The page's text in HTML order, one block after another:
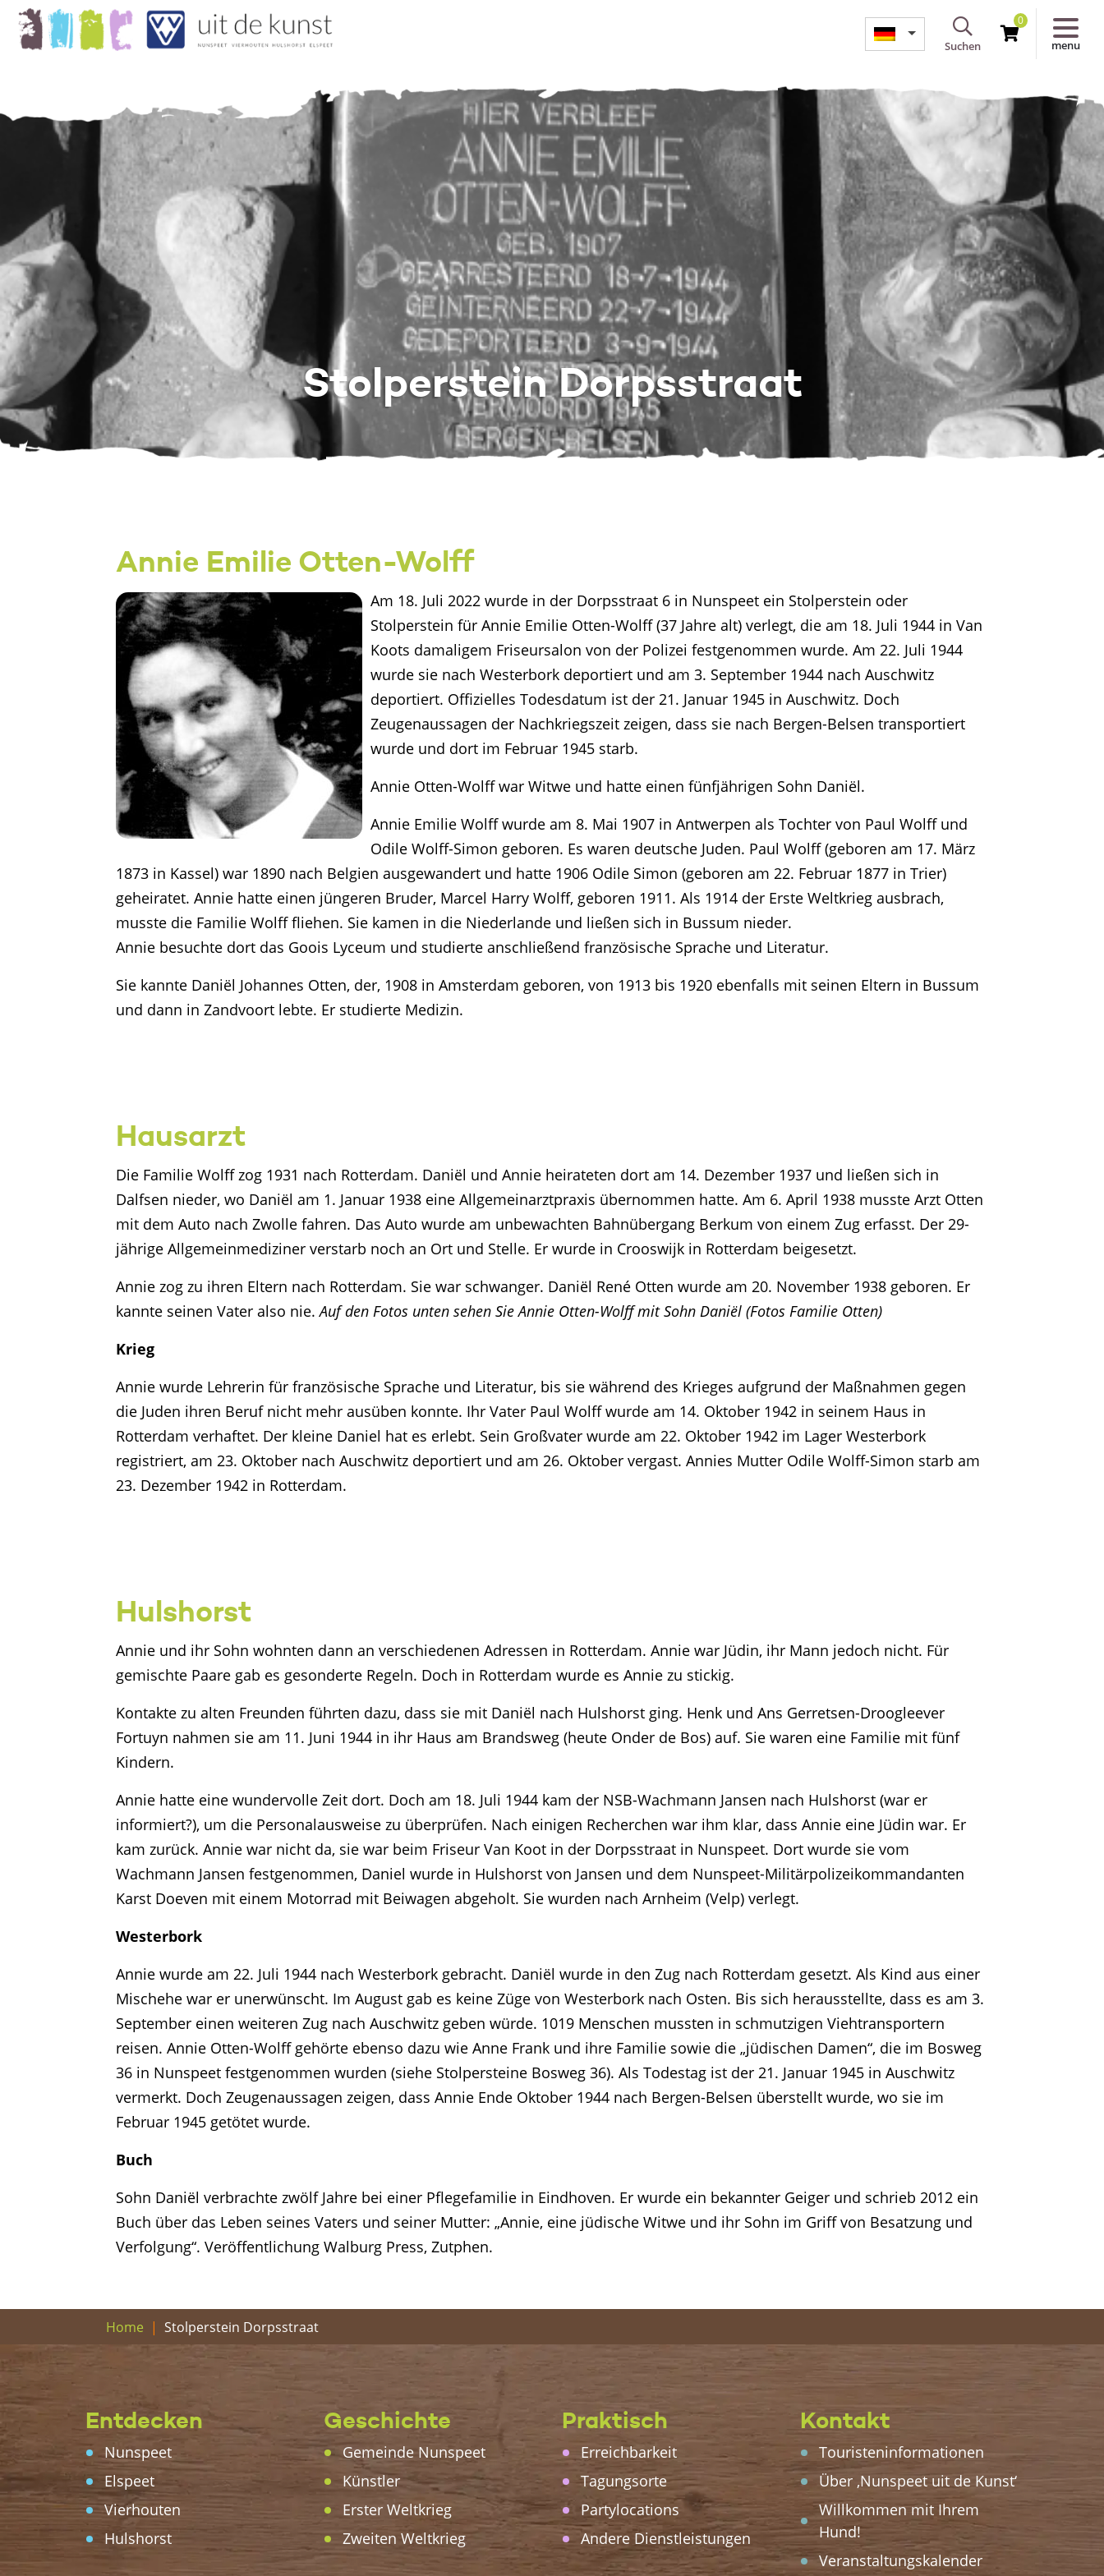
Suchen
0
menu
Stolperstein Dorpsstraat
Annie Emilie Otten-Wolff
Am 18. Juli 2022 wurde in der Dorpsstraat 6 in Nunspeet ein Stolperstein oder
Stolperstein für Annie Emilie Otten-Wolff (37 Jahre alt) verlegt, die am 18. Juli 1944 in Van
Koots damaligem Friseursalon von der Polizei festgenommen wurde. Am 22. Juli 1944
wurde sie nach Westerbork deportiert und am 3. September 1944 nach Auschwitz
deportiert. Offizielles Todesdatum ist der 21. Januar 1945 in Auschwitz. Doch
Zeugenaussagen der Nachkriegszeit zeigen, dass sie nach Bergen-Belsen transportiert
wurde und dort im Februar 1945 starb.
Annie Otten-Wolff war Witwe und hatte einen fünfjährigen Sohn Daniël.
Annie Emilie Wolff wurde am 8. Mai 1907 in Antwerpen als Tochter von Paul Wolff und
Odile Wolff-Simon geboren. Es waren deutsche Juden. Paul Wolff (geboren am 17. März
1873 in Kassel) war 1890 nach Belgien ausgewandert und hatte 1906 Odile Simon (geboren am 22. Februar 1877 in Trier)
geheiratet. Annie hatte einen jüngeren Bruder, Marcel Harry Wolff, geboren 1911. Als 1914 der Erste Weltkrieg ausbrach,
musste die Familie Wolff fliehen. Sie kamen in die Niederlande und ließen sich in Bussum nieder.
Annie besuchte dort das Goois Lyceum und studierte anschließend französische Sprache und Literatur.
Sie kannte Daniël Johannes Otten, der, 1908 in Amsterdam geboren, von 1913 bis 1920 ebenfalls mit seinen Eltern in Bussum
und dann in Zandvoort lebte. Er studierte Medizin.
Hausarzt
Die Familie Wolff zog 1931 nach Rotterdam. Daniël und Annie heirateten dort am 14. Dezember 1937 und ließen sich in
Dalfsen nieder, wo Daniël am 1. Januar 1938 eine Allgemeinarztpraxis übernommen hatte. Am 6. April 1938 musste Arzt Otten
mit dem Auto nach Zwolle fahren. Das Auto wurde am unbewachten Bahnübergang Berkum von einem Zug erfasst. Der 29-
jährige Allgemeinmediziner verstarb noch an Ort und Stelle. Er wurde in Crooswijk in Rotterdam beigesetzt.
Annie zog zu ihren Eltern nach Rotterdam. Sie war schwanger. Daniël René Otten wurde am 20. November 1938 geboren. Er
kannte seinen Vater also nie.Auf den Fotos unten sehen Sie Annie Otten-Wolff mit Sohn Daniël (Fotos Familie Otten)
Krieg
Annie wurde Lehrerin für französische Sprache und Literatur, bis sie während des Krieges aufgrund der Maßnahmen gegen
die Juden ihren Beruf nicht mehr ausüben konnte. Ihr Vater Paul Wolff wurde am 14. Oktober 1942 in seinem Haus in
Rotterdam verhaftet. Der kleine Daniel hat es erlebt. Sein Großvater wurde am 22. Oktober 1942 im Lager Westerbork
registriert, am 23. Oktober nach Auschwitz deportiert und am 26. Oktober vergast. Annies Mutter Odile Wolff-Simon starb am
23. Dezember 1942 in Rotterdam.
Hulshorst
Annie und ihr Sohn wohnten dann an verschiedenen Adressen in Rotterdam. Annie war Jüdin, ihr Mann jedoch nicht. Für
gemischte Paare gab es gesonderte Regeln. Doch in Rotterdam wurde es Annie zu stickig.
Kontakte zu alten Freunden führten dazu, dass sie mit Daniël nach Hulshorst ging. Henk und Ans Gerretsen-Droogleever
Fortuyn nahmen sie am 11. Juni 1944 in ihr Haus am Brandsweg (heute Onder de Bos) auf. Sie waren eine Familie mit fünf
Kindern.
Annie hatte eine wundervolle Zeit dort. Doch am 18. Juli 1944 kam der NSB-Wachmann Jansen nach Hulshorst (war er
informiert?), um die Personalausweise zu überprüfen. Nach einigen Recherchen war ihm klar, dass Annie eine Jüdin war. Er
kam zurück. Annie war nicht da, sie war beim Friseur Van Koot in der Dorpsstraat in Nunspeet. Dort wurde sie vom
Wachmann Jansen festgenommen, Daniel wurde in Hulshorst von Jansen und dem Nunspeet-Militärpolizeikommandanten
Karst Doeven mit einem Motorrad mit Beiwagen abgeholt. Sie wurden nach Arnheim (Velp) verlegt.
Westerbork
Annie wurde am 22. Juli 1944 nach Westerbork gebracht. Daniël wurde in den Zug nach Rotterdam gesetzt. Als Kind aus einer
Mischehe war er unerwünscht. Im August gab es keine Züge von Westerbork nach Osten. Bis sich herausstellte, dass es am 3.
September einen weiteren Zug nach Auschwitz geben würde. 1019 Menschen mussten in schmutzigen Viehtransportern
reisen. Annie Otten-Wolff gehörte ebenso dazu wie Anne Frank und ihre Familie sowie die „jüdischen Damen“, die im Bosweg
36 in Nunspeet festgenommen wurden (siehe Stolpersteine ​​Bosweg 36). Als Todestag ist der 21. Januar 1945 in Auschwitz
vermerkt. Doch Zeugenaussagen zeigen, dass Annie Ende Oktober 1944 nach Bergen-Belsen überstellt wurde, wo sie im
Februar 1945 getötet wurde.
Buch
Sohn Daniël verbrachte zwölf Jahre bei einer Pflegefamilie in Eindhoven. Er wurde ein bekannter Geiger und schrieb 2012 ein
Buch über das Leben seines Vaters und seiner Mutter: „Annie, eine jüdische Witwe und ihr Sohn im Griff von Besatzung und
Verfolgung“. Veröffentlichung Walburg Press, Zutphen.
Home Stolperstein Dorpsstraat
Entdecken
Nunspeet
Elspeet
Vierhouten
Hulshorst
Geschichte
Gemeinde Nunspeet
Künstler
Erster Weltkrieg
Zweiten Weltkrieg
Praktisch
Erreichbarkeit
Tagungsorte
Partylocations
Andere Dienstleistungen
Kontakt
Touristeninformationen
Über ‚Nunspeet uit de Kunst‘
Willkommen mit Ihrem
Hund!
Veranstaltungskalender